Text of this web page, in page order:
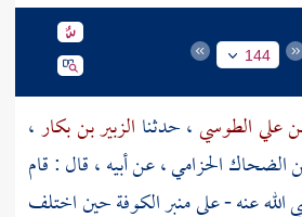
144
علي الطوسي، حدثنا الزبير بن بكار،
الضحاك الحزامي، عن أبيه ، قال : قام
عنه - على منبرالكوفةحين اختلف